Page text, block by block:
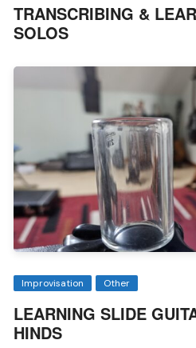
TRANSCRIBING &
SOLOS
Improvisation Other
LEARNING SLIDE
HINDS